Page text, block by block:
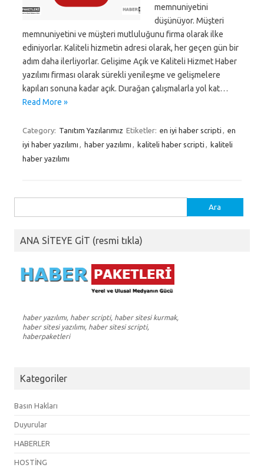
memnuniyetini
düşünüyor. Müşteri
memnuniyetini ve müşteri mutluluğunu firma olarak ilke
ediniyorlar. Kaliteli hizmetin adresi olarak, her geçen gün bir
adım daha ilerliyorlar. Gelişime Açık ve Kaliteli Hizmet Haber
yazılımı firması olarak sürekli yenileşme ve gelişmelere
kapıları sonuna kadar açık. Durağan çalışmalarla yol kat…
Read More »
Category: Tanıtım Yazılarımız Etiketler: en iyi haber scripti , en
iyi haber yazılımı , haber yazılımı , kaliteli haber scripti , kaliteli
haber yazılımı
ANA SİTEYE GİT (resmi tıkla)
haber yazılımı, haber scripti, haber sitesi kurmak,
haber sitesi yazılımı, haber sitesi scripti,
haberpaketleri
Kategoriler
Basın Hakları
Duyurular
HABERLER
HOSTİNG